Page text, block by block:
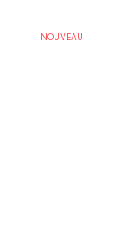
NOUVEAU